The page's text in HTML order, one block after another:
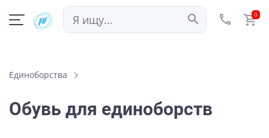
0
Единоборства
Обувь для единоборств